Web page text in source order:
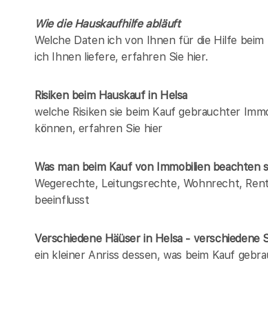
Wie die Hauskaufhilfe abläuft
Welche Daten ich von Ihnen für die Hilfe
ich Ihnen liefere, erfahren Sie hier.
Risiken beim Hauskaufin Helsa
welche Risiken sie beim Kauf gebrauchter
können, erfahren Sie hier
Was man beim Kauf von Immobilien beachten
Wegerechte, Leitungsrechte, Wohnrecht,
beeinflusst
Verschiedene Häüser in Helsa - verschiedene
ein kleiner Anriss dessen, was beim Kauf